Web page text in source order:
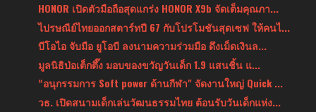
HONOR เปิดตัวมือถือสุดแกร่ง HONOR X9b จัดเต็มคุณภา...
ไปรษณีย์ไทยออกสตาร์ทปี 67 กับโปรโมชันสุดเซฟ ให้คนไ...
บีโอไอ จับมือ ยูโอบี ลงนามความร่วมมือ ดึงเม็ดเงินล...
มูลนิธิป่อเต็กตึ๊ง มอบของขวัญวันเด็ก 1.9 แสนชิ้น แ...
“อนุกรรมการ Soft power ด้านกีฬา" จัดงานใหญ่ Quick ...
วธ. เปิดสนามเด็กเล่นวัฒนธรรมไทย ต้อนรับวันเด็กแห่ง...